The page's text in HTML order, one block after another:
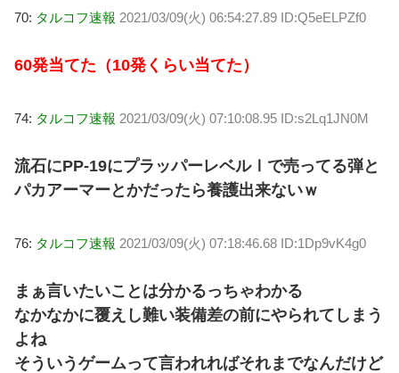
70: タルコフ速報 2021/03/09(火) 06:54:27.89 ID:Q5eELPZf0
60発当てた（10発くらい当てた）
74: タルコフ速報 2021/03/09(火) 07:10:08.95 ID:s2Lq1JN0M
流石にPP-19にプラッパーレベルⅠで売ってる弾と
パカアーマーとかだったら養護出来ないｗ
76: タルコフ速報 2021/03/09(火) 07:18:46.68 ID:1Dp9vK4g0
まぁ言いたいことは分かるっちゃわかる
なかなかに覆えし難い装備差の前にやられてしまう
よね
そういうゲームって言われればそれまでなんだけど